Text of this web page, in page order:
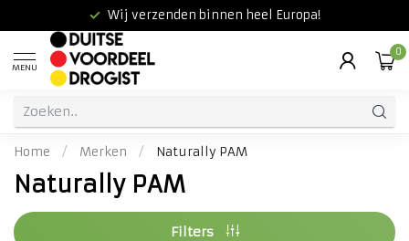
Wij verzenden binnen heel Europa!
MENU
0
Home / Merken / Naturally PAM
Naturally PAM
Filters